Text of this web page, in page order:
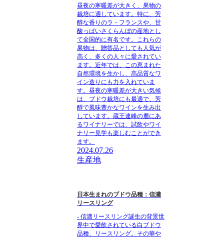
昼夜の寒暖差が大きく、果物の
栽培に適しています。特に、芳
醇な香りのラ・フランスや、甘
酸っぱいさくらんぼの産地とし
て全国的に有名です。これらの
果物は、贈答品としても人気が
高く、多くの人々に愛されてい
ます。近年では、この恵まれた
自然環境を生かし、高品質なワ
イン造りにも力を入れていま
す。昼夜の寒暖差が大きい気候
は、ブドウ栽培にも最適で、芳
醇で風味豊かなワインを生み出
しています。蔵王連峰の麓にあ
るワイナリーでは、試飲やワイ
ナリー見学も楽しむことができ
ます。
2024.07.26
生産地
日本生まれのブドウ品種：信濃
リースリング
- 信濃リースリング誕生の背景世
界中で愛飲されている白ブドウ
品種、リースリング。その華や